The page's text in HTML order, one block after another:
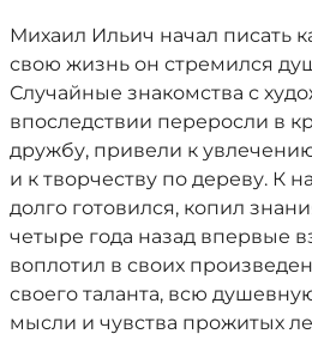
Михаил Ильич начал писать
свою жизнь он стремился
Случайные знакомства с
впоследствии переросли в
дружбу, привели к
и к творчеству по дереву. К
долго готовился, копил
четыре года назад впервые
воплотил в своих
своего таланта, всю
мысли и чувства прожитых